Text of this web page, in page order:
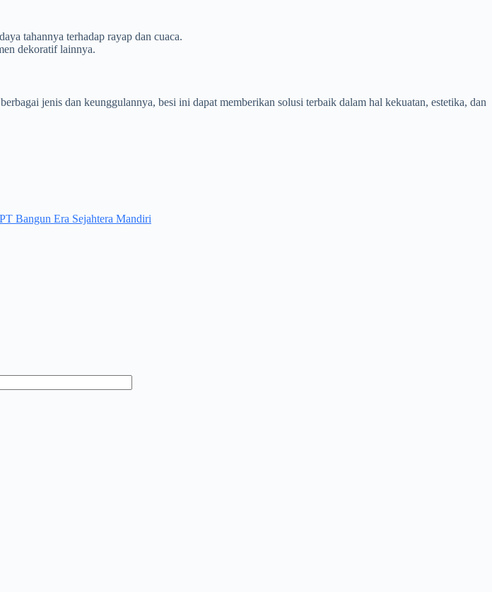
tahannya terhadap rayap dan cuaca.
dekoratif lainnya.
jenis dan keunggulannya, besi ini dapat memberikan solusi terbaik dalam hal kekuatan, estetika, dan
PT Bangun Era Sejahtera Mandiri